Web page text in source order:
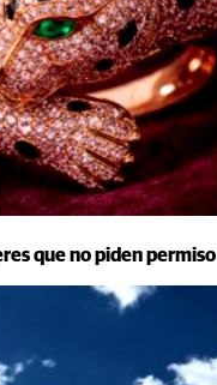
que no piden permiso